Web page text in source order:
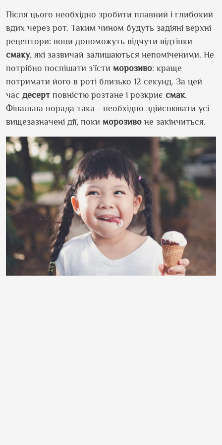
Після цього необхідно зробити плавний і глибокий
вдих через рот. Таким чином будуть задіяні верхні
рецептори: вони допоможуть відчути відтінки
смаку, які зазвичай залишаються непоміченими. Не
потрібно поспішати з’їсти морозиво: краще
потримати його в роті близько 12 секунд. За цей
час десерт повністю розтане і розкриє смак.
Фінальна порада така - необхідно здійснювати усі
вищезазначені дії, поки морозиво не закінчиться.